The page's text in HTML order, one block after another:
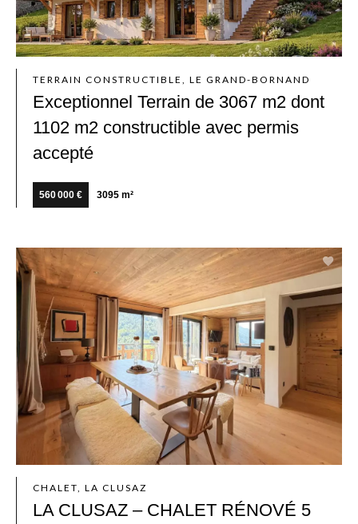
TERRAIN CONSTRUCTIBLE, LE GRAND-BORNAND
Exceptionnel Terrain de 3067 m2 dont
1102 m2 constructible avec permis
accepté
560 000 € 3095 m²
CHALET, LA CLUSAZ
LA CLUSAZ – CHALET RÉNOVÉ 5